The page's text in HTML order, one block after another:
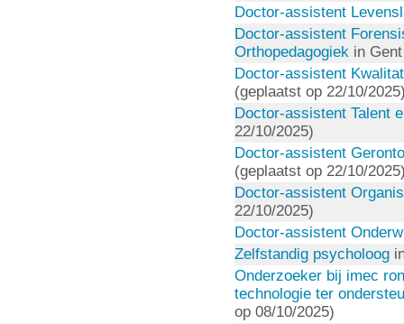
Doctor-assistent
Doctor-assistent
Orthopedagogiek in
Doctor-assistent
(geplaatst op 22/10/
Doctor-assistent Talent
22/10/2025)
Doctor-assistent
(geplaatst op 22/10/
Doctor-assistent
22/10/2025)
Doctor-assistent
Zelfstandig psycholoog
Onderzoeker bij imec
technologie ter
op 08/10/2025)